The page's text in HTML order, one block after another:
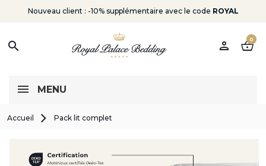
Nouveau client : -10% supplémentaire avec le code ROYAL
search person shopping_basket
0
MENU
Accueil Pack lit complet